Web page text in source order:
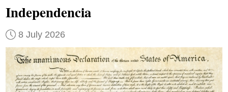
Independencia
8 July 2026